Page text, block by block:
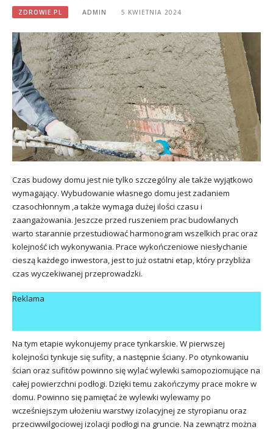
ZDROWIE.PL ADMIN 5 KWIETNIA 2024
Czas budowy domu jest nie tylko szczególny ale także wyjątkowo
wymagający. Wybudowanie własnego domu jest zadaniem
czasochłonnym ,a także wymaga dużej ilości czasu i
zaangażowania. Jeszcze przed ruszeniem prac budowlanych
warto starannie przestudiować harmonogram wszelkich prac oraz
kolejność ich wykonywania. Prace wykończeniowe niesłychanie
cieszą każdego inwestora, jest to już ostatni etap, który przybliża
czas wyczekiwanej przeprowadzki.
Reklama
Na tym etapie wykonujemy prace tynkarskie. W pierwszej
kolejności tynkuje się sufity, a następnie ściany. Po otynkowaniu
ścian oraz sufitów powinno się wylać wylewki samopoziomujące na
całej powierzchni podłogi. Dzięki temu zakończymy prace mokre w
domu. Powinno się pamiętać że wylewki wylewamy po
wcześniejszym ułożeniu warstwy izolacyjnej ze styropianu oraz
przeciwwilgociowej izolacji podłogi na gruncie. Na zewnątrz można